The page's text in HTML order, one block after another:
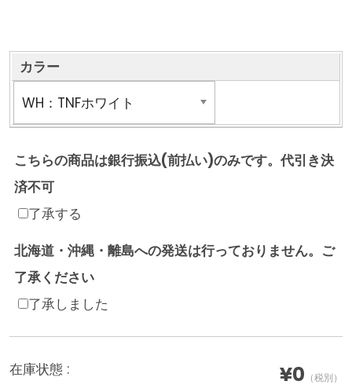
カラー
こちらの商品は銀行振込(前払い)のみです。代引き決
済不可
了承する
北海道・沖縄・離島への発送は行っておりません。ご
了承ください
了承しました
在庫状態 : ¥0 （税別）